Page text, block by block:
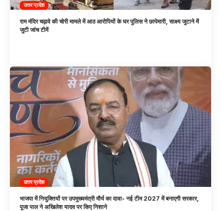
उत्तर प्रदेश
राम मंदिर चढ़ावे की चोरी मामले में आठ आरोपियों के घर पुलिस ने छापेमारी, साक्ष्य जुटाने में
जुटी जांच टीमें
उत्तर प्रदेश
भाजपा में नियुक्तियों पर उपमुख्यमंत्री मौर्य का दावा- नई टीम 2027 में बनाएगी सरकार,
पूजा पाल ने अखिलेश यादव पर किए निशाने